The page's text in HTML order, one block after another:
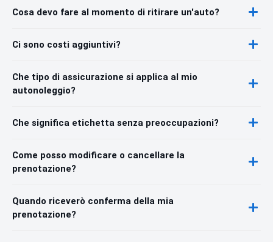
Cosa devo fare al momento di ritirare un'auto?
Ci sono costi aggiuntivi?
Che tipo di assicurazione si applica al mio
autonoleggio?
Che significa etichetta senza preoccupazioni?
Come posso modificare o cancellare la
prenotazione?
Quando riceverò conferma della mia
prenotazione?